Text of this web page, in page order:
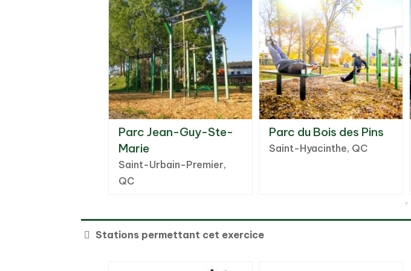
Parc Jean-Guy-Ste-
Marie
Saint-Urbain-Premier,
QC
Parc du Bois des Pins
Saint-Hyacinthe, QC
Stations permettant cet exercice